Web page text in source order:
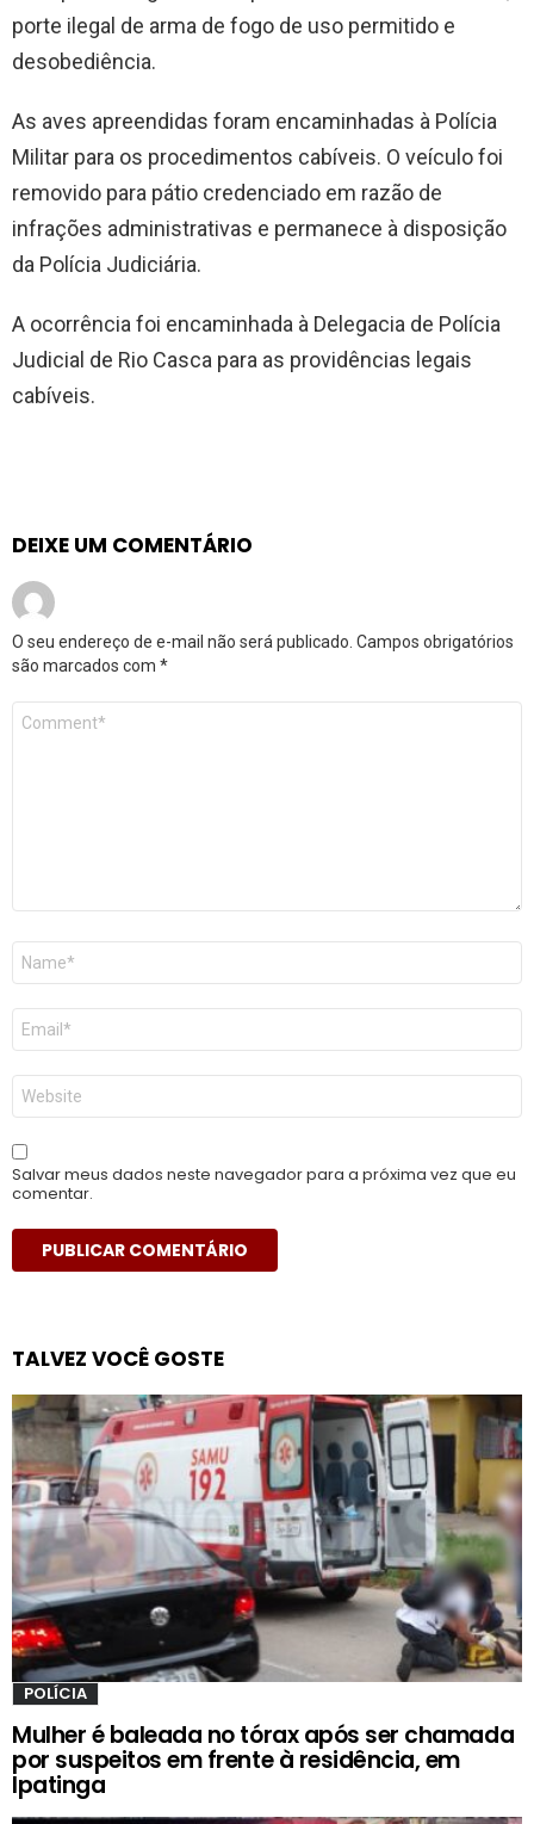
porte ilegal de arma de fogo de uso permitido e
desobediência.
As aves apreendidas foram encaminhadas à Polícia
Militar para os procedimentos cabíveis. O veículo foi
removido para pátio credenciado em razão de
infrações administrativas e permanece à disposição
da Polícia Judiciária.
A ocorrência foi encaminhada à Delegacia de Polícia
Judicial de Rio Casca para as providências legais
cabíveis.
DEIXE UM COMENTÁRIO
O seu endereço de e-mail não será publicado. Campos obrigatórios
são marcados com *
Comentário
Nome
E-
mail
*
Site
Salvar meus dados neste navegador para a próxima vez que eu
comentar.
TALVEZ VOCÊ GOSTE
POLÍCIA
Mulher é baleada no tórax após ser chamada
por suspeitos em frente à residência, em
Ipatinga